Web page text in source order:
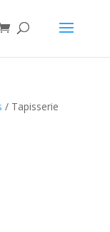
/ Tapisserie